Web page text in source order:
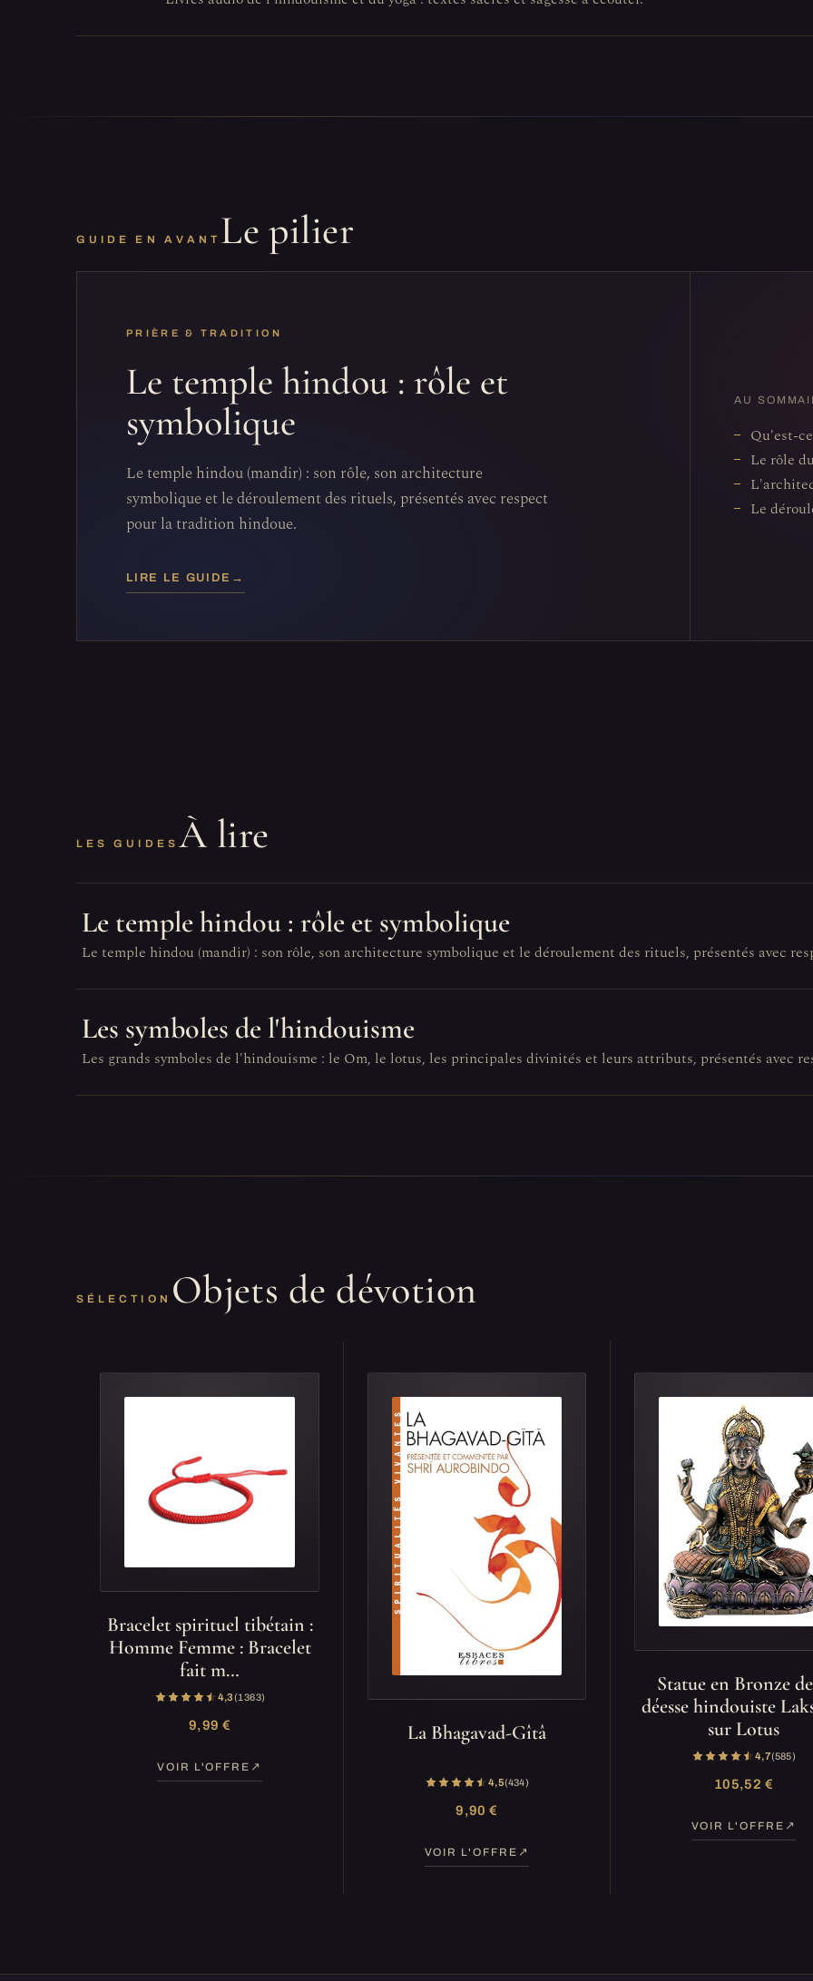
GUIDE EN AVANT Le pilier
PRIÈRE & TRADITION
Le temple hindou : rôle et
symbolique
Le temple hindou (mandir) : son rôle, son architecture
symbolique et le déroulement des rituels, présentés avec respect
pour la tradition hindoue.
LIRE LE GUIDE →
AU
Qu'est-
Le rôle
Le
LES GUIDES À lire
Le temple hindou : rôle et symbolique
Le temple hindou (mandir) : son rôle, son architecture symbolique et le déroulement des rituels, présentés avec
Les symboles de l'hindouisme
Les grands symboles de l'hindouisme : le Om, le lotus, les principales divinités et leurs attributs, présentés avec
SÉLECTION Objets de dévotion
Bracelet spirituel tibétain :
Homme Femme : Bracelet
fait m…
4,3(1 363)
9,99 €
VOIR L'OFFRE
La Bhagavad-Gîtâ
4,5(434)
9,90 €
VOIR L'OFFRE
Statue en Bronze
déesse hindouiste
sur Lotus
4,7(585)
105,52 €
VOIR L'OFFRE